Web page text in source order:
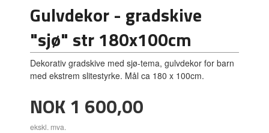
Gulvdekor - gradskive
"sjø" str 180x100cm
Dekorativ gradskive med sjø-tema, gulvdekor for barn
med ekstrem slitestyrke. Mål ca 180 x 100cm.
Pris
NOK1 600,00
ekskl. mva.